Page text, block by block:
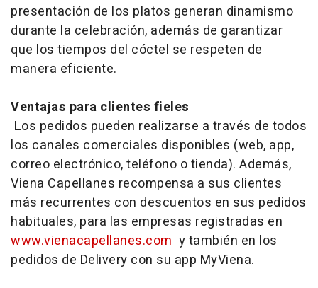
presentación de los platos generan dinamismo
durante la celebración, además de garantizar
que los tiempos del cóctel se respeten de
manera eficiente.
Ventajas para clientes fieles
Los pedidos pueden realizarse a través de todos
los canales comerciales disponibles (web, app,
correo electrónico, teléfono o tienda). Además,
Viena Capellanes recompensa a sus clientes
más recurrentes con descuentos en sus pedidos
habituales, para las empresas registradas en
www.vienacapellanes.com y también en los
pedidos de Delivery con su app MyViena.